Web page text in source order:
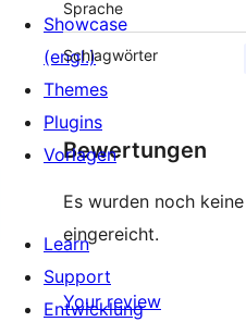
Sprache
Schlagwörter
Bewertungen
Es wurden noch
eingereicht.
Your review
Showcase
(engl.)
Themes
Plugins
Vorlagen
Learn
Support
Entwicklung